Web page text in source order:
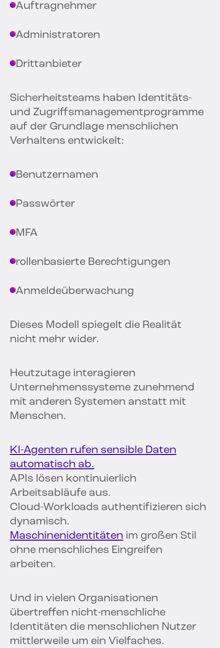
Auftragnehmer
Administratoren
Drittanbieter
Sicherheitsteams haben Identitäts-
und Zugriffsmanagementprogramme
auf der Grundlage menschlichen
Verhaltens entwickelt:
Benutzernamen
Passwörter
MFA
rollenbasierte Berechtigungen
Anmeldeüberwachung
Dieses Modell spiegelt die Realität
nicht mehr wider.
Heutzutage interagieren
Unternehmenssysteme zunehmend
mit anderen Systemen anstatt mit
Menschen.
KI-Agenten rufen sensible Daten
automatisch ab.
APIs lösen kontinuierlich
Arbeitsabläufe aus.
Cloud-Workloads authentifizieren sich
dynamisch.
Maschinenidentitäten im großen Stil
ohne menschliches Eingreifen
arbeiten.
Und in vielen Organisationen
übertreffen nicht-menschliche
Identitäten die menschlichen Nutzer
mittlerweile um ein Vielfaches.